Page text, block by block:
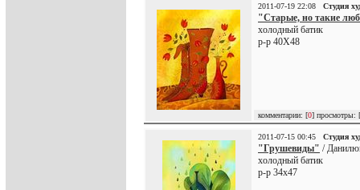
2011-07-19 22:08 Студия
"Старые, но такие
холодный батик
р-р 40Х48
комментарии: [0] просмотры: [
2011-07-15 00:45 Студия
"Грушевиды" /
холодный батик
р-р 34х47